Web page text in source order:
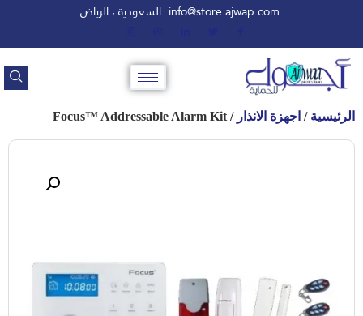
info@store.ajwap.com. السعودية ، الرياض
الرئيسية / اجهزة الانذار / Focus™ Addressable Alarm Kit